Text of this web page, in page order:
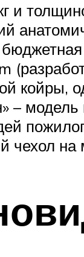
и
койры,
–
чехол на